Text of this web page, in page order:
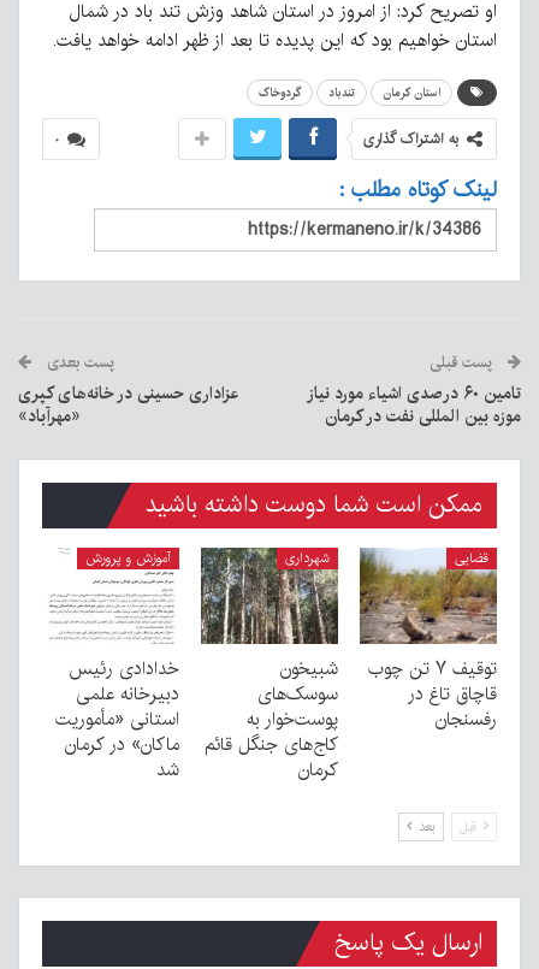
او تصریح کرد: از امروز در استان شاهد وزش تند باد در شمال
استان خواهیم بود که این پدیده تا بعد از ظهر ادامه خواهد یافت.
استان کرمان تندباد گردوخاک
۰ به اشتراک گذاری
لینک کوتاه مطلب :
پست قبلی
تامین ۶۰ درصدی اشیاء مورد نیاز
موزه بین المللی نفت در کرمان
پست بعدی
عزاداری حسینی در خانه‌های کپری
«مهرآباد»
ممکن است شما دوست داشته باشید
قضایی
توقیف ۷ تن چوب
قاچاق تاغ در
رفسنجان
شهرداری
شبیخون
سوسک‌های
پوست‌خوار به
کاج‌های جنگل قائم
کرمان
آموزش و پرورش
خدادادی رئیس
دبیرخانه علمی
استانی «مأموریت
ماکان» در کرمان
شد
قبل بعد
ارسال یک پاسخ